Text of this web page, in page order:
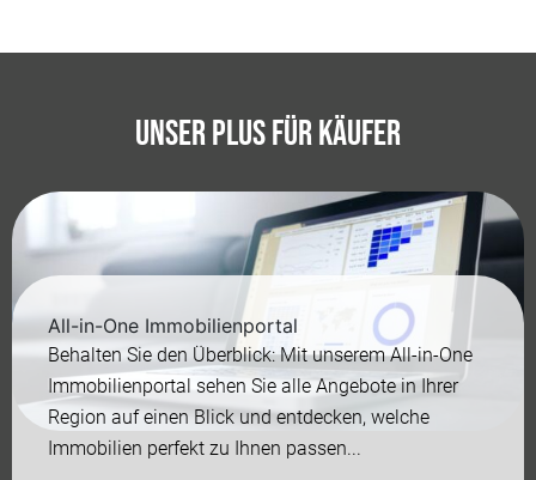
Unser Plus für Käufer
All-in-One Immobilienportal
Behalten Sie den Überblick: Mit unserem All-in-One
Immobilienportal sehen Sie alle Angebote in Ihrer
Region auf einen Blick und entdecken, welche
Immobilien perfekt zu Ihnen passen...